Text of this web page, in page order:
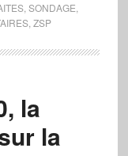
, SONDAGE
, ZSP
la
la